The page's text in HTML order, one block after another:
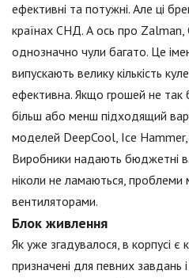
ефективні та потужні. Але ці
країнах СНД. А ось про
однозначно чули багато. Це
випускають велику кількість
ефективна. Якщо грошей не так
більш або менш підходящий
моделей DeepCool, Ice Hammer,
Виробники надають бюджетні
ніколи не ламаються, проблеми
вентиляторами.
Блок живлення
Як уже згадувалося, в корпусі є
призначені для певних завдань